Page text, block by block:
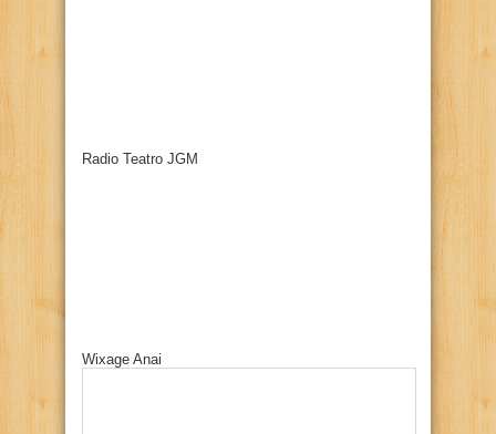
Radio Teatro JGM
Wixage Anai